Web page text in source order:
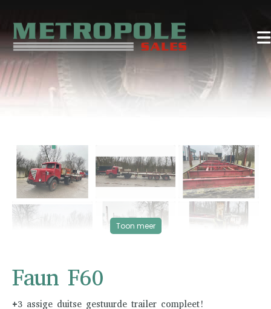
›
Toon meer
Faun F60
+3 assige duitse gestuurde trailer compleet!